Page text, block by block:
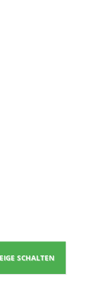
SCHALTEN